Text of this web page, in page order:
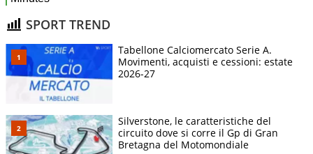
SPORT TREND
Tabellone Calciomercato Serie A.
Movimenti, acquisti e cessioni: estate
2026-27
Silverstone, le caratteristiche del
circuito dove si corre il Gp di Gran
Bretagna del Motomondiale